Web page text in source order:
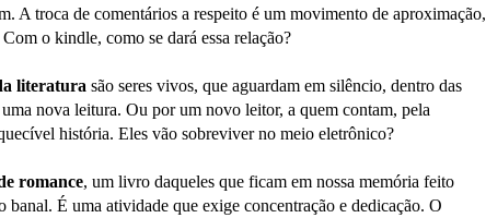
A troca de comentários a respeito é um movimento de aproximação,
o kindle, como se dará essa relação?
literatura são seres vivos, que aguardam em silêncio, dentro das
nova leitura. Ou por um novo leitor, a quem contam, pela
história. Eles vão sobreviver no meio eletrônico?
romance, um livro daqueles que ficam em nossa memória feito
banal. É uma atividade que exige concentração e dedicação. O